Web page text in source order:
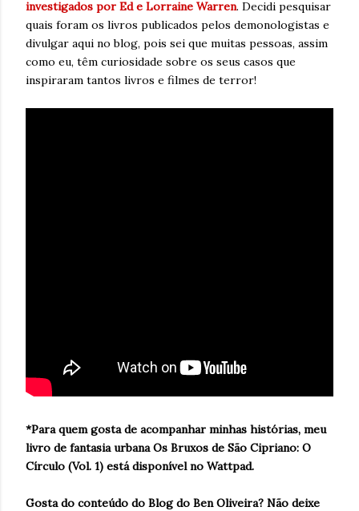
investigados por Ed e Lorraine Warren. Decidi pesquisar
quais foram os livros publicados pelos demonologistas e
divulgar aqui no blog, pois sei que muitas pessoas, assim
como eu, têm curiosidade sobre os seus casos que
inspiraram tantos livros e filmes de terror!
*Para quem gosta de acompanhar minhas histórias, meu
livro de fantasia urbana Os Bruxos de São Cipriano: O
Círculo (Vol. 1) está disponível no Wattpad.
Gosta do conteúdo do Blog do Ben Oliveira? Não deixe